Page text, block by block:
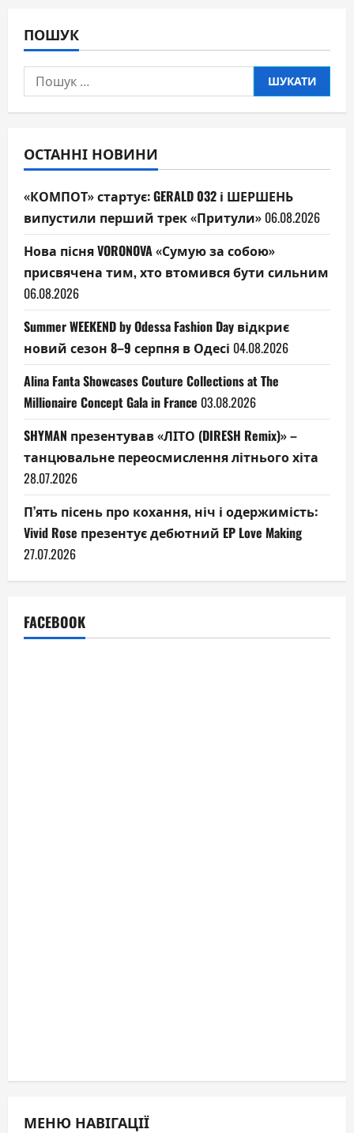
ПОШУК
Пошук:
ОСТАННІ НОВИНИ
«КОМПОТ» стартує: GERALD 032 і ШЕРШЕНЬ
випустили перший трек «Притули» 06.08.2026
Нова пісня VORONOVA «Сумую за собою»
присвячена тим, хто втомився бути сильним
06.08.2026
Summer WEEKEND by Odessa Fashion Day відкриє
новий сезон 8–9 серпня в Одесі 04.08.2026
Alina Fanta Showcases Couture Collections at The
Millionaire Concept Gala in France 03.08.2026
SHYMAN презентував «ЛІТО (DIRESH Remix)» –
танцювальне переосмислення літнього хіта
28.07.2026
П’ять пісень про кохання, ніч і одержимість:
Vivid Rose презентує дебютний EP Love Making
27.07.2026
FACEBOOK
МЕНЮ НАВІГАЦІЇ